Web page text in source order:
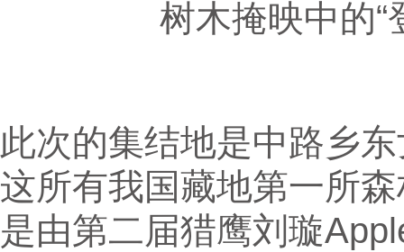
树木掩映中的“
此次的集结地是中路乡
这所有我国藏地第一所
是由第二届猎鹰刘璇